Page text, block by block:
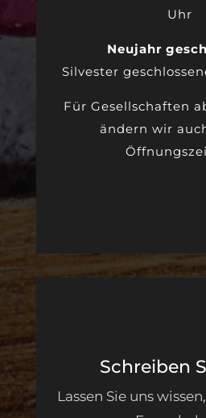
Uhr
Neujahr
Silvester
Für Gesellschaften
ändern wir
Schreiben
Lassen Sie uns